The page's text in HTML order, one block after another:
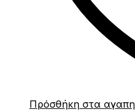
Πρόσθήκη στα